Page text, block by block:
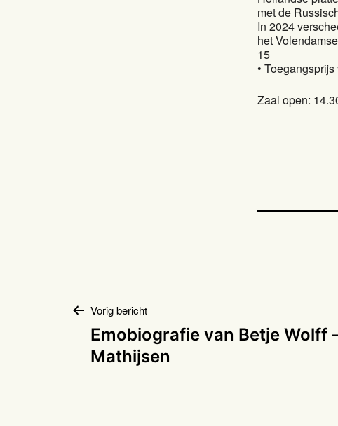
met de
In 2024
het
15
•
Zaal open:
Bericht
navigatie
Vorig bericht
Emobiografie van Betje Wolff
Mathijsen